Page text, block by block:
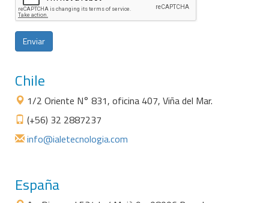
Enviar
Chile
1/2 Oriente N° 831, oficina 407, Viña del Mar.
(+56) 32 2887237
info@ialetecnologia.com
España